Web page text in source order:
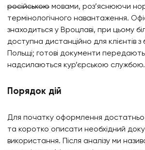
російською мовами, роз’яснюючи
термінологічного навантаження.
знаходиться у Вроцлаві, при цьому
доступна дистанційно для клієнтів з
Польщі; готові документи
надсилаються кур’єрською службою.
Порядок дій
Для початку оформлення достатньо
та коротко описати необхідний
використання. Після аналізу ми